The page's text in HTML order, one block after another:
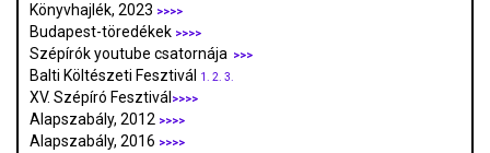
Könyvhajlék, 2023 >>>>
Budapest-töredékek >>>>
Szépírók youtube csatornája >>>
Balti Költészeti Fesztivál 1. 2. 3.
XV. Szépíró Fesztivál >>>>
Alapszabály, 2012 >>>>
Alapszabály, 2016 >>>>